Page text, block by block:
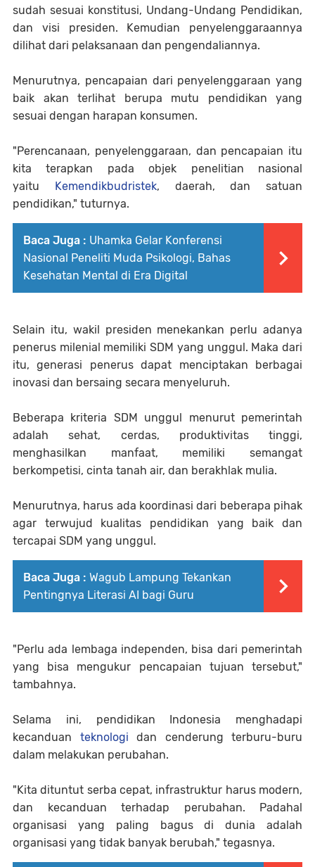
sudah sesuai konstitusi, Undang-Undang Pendidikan,
dan visi presiden. Kemudian penyelenggaraannya
dilihat dari pelaksanaan dan pengendaliannya.
Menurutnya, pencapaian dari penyelenggaraan yang
baik akan terlihat berupa mutu pendidikan yang
sesuai dengan harapan konsumen.
"Perencanaan, penyelenggaraan, dan pencapaian itu
kita terapkan pada objek penelitian nasional
yaitu Kemendikbudristek, daerah, dan satuan
pendidikan," tuturnya.
Baca Juga : Uhamka Gelar Konferensi
Nasional Peneliti Muda Psikologi, Bahas
Kesehatan Mental di Era Digital
Selain itu, wakil presiden menekankan perlu adanya
penerus milenial memiliki SDM yang unggul. Maka dari
itu, generasi penerus dapat menciptakan berbagai
inovasi dan bersaing secara menyeluruh.
Beberapa kriteria SDM unggul menurut pemerintah
adalah sehat, cerdas, produktivitas tinggi,
menghasilkan manfaat, memiliki semangat
berkompetisi, cinta tanah air, dan berakhlak mulia.
Menurutnya, harus ada koordinasi dari beberapa pihak
agar terwujud kualitas pendidikan yang baik dan
tercapai SDM yang unggul.
Baca Juga : Wagub Lampung Tekankan
Pentingnya Literasi AI bagi Guru
"Perlu ada lembaga independen, bisa dari pemerintah
yang bisa mengukur pencapaian tujuan tersebut,"
tambahnya.
Selama ini, pendidikan Indonesia menghadapi
kecanduan teknologi dan cenderung terburu-buru
dalam melakukan perubahan.
"Kita dituntut serba cepat, infrastruktur harus modern,
dan kecanduan terhadap perubahan. Padahal
organisasi yang paling bagus di dunia adalah
organisasi yang tidak banyak berubah," tegasnya.